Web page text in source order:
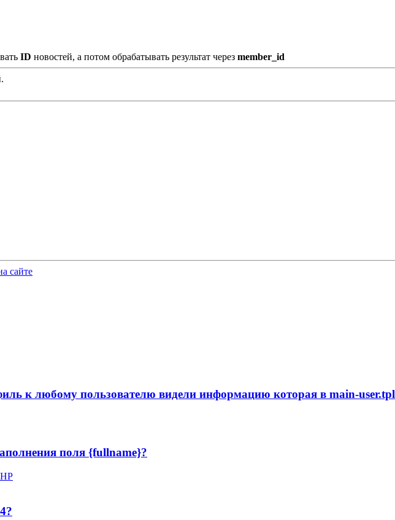
ID новостей, а потом обрабатывать результат через member_id
сайте
к любому пользователю видели информацию которая в main-user.tpl
поля {fullname}?